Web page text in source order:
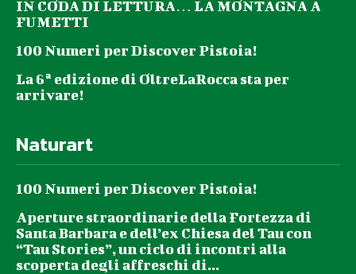
IN CODA DI LETTURA… LA MONTAGNA A
FUMETTI
100 Numeri per Discover Pistoia!
La 6ª edizione di OltreLaRocca sta per
arrivare!
Naturart
100 Numeri per Discover Pistoia!
Aperture straordinarie della Fortezza di
Santa Barbara e dell’ex Chiesa del Tau con
“Tau Stories”, un ciclo di incontri alla
scoperta degli affreschi di...